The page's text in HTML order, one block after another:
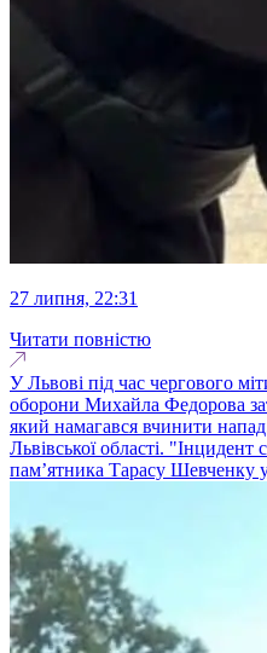
27 липня, 22:31
Читати повністю
У Львові під час чергового
оборони Михайла Федорова
який намагався вчинити
Львівської області. "Інцидент
пам’ятника Тарасу Шевченку